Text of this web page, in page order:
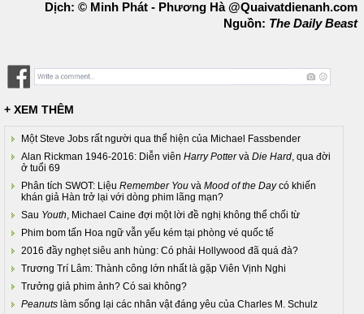
Dịch: © Minh Phát - Phương Hà @Quaivatdienanh.com
Nguồn: The Daily Beast
+ XEM THÊM
Một Steve Jobs rất người qua thể hiện của Michael Fassbender
Alan Rickman 1946-2016: Diễn viên Harry Pottervà Die Hard , qua đời
ở tuổi 69
Phân tích SWOT: Liệu Remember You và Mood of the Daycó khiến
khán giả Hàn trở lại với dòng phim lãng mạn?
Sau Youth , Michael Caine đợi một lời đề nghị không thể chối từ
Phim bom tấn Hoa ngữ vẫn yếu kém tại phòng vé quốc tế
2016 đầy nghẹt siêu anh hùng: Có phải Hollywood đã quá đà?
Trương Trí Lâm: Thành công lớn nhất là gặp Viên Vịnh Nghi
Trưởng giả phim ảnh? Có sai không?
Peanuts làm sống lại các nhân vật đáng yêu của Charles M. Schulz